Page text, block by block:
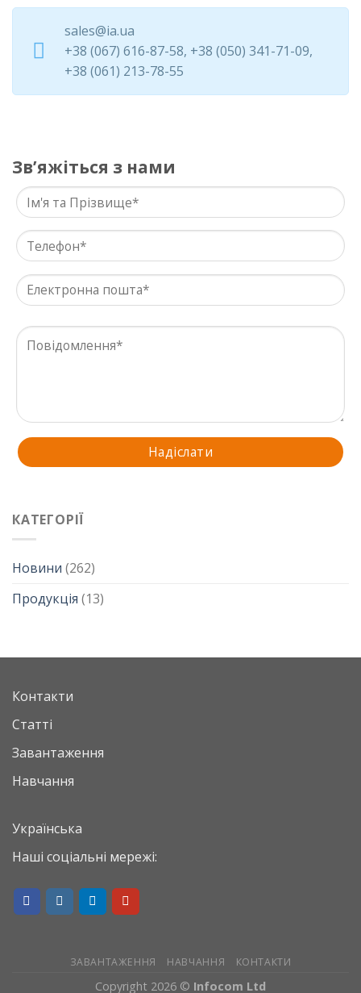
КАТЕГОРІЇ
Новини (262)
Продукція (13)
sales@ia.ua
+38 (067) 616-87-58, +38 (050) 341-71-09,
+38 (061) 213-78-55
Звʼяжіться з нами
Контакти
Статті
Завантаження
Навчання
Українська
Наші соціальні мережі:
ЗАВАНТАЖЕННЯ НАВЧАННЯ КОНТАКТИ
Copyright 2026 © Infocom Ltd